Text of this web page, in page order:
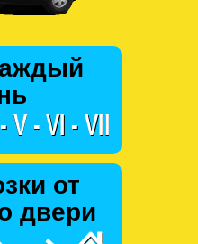
от
двери